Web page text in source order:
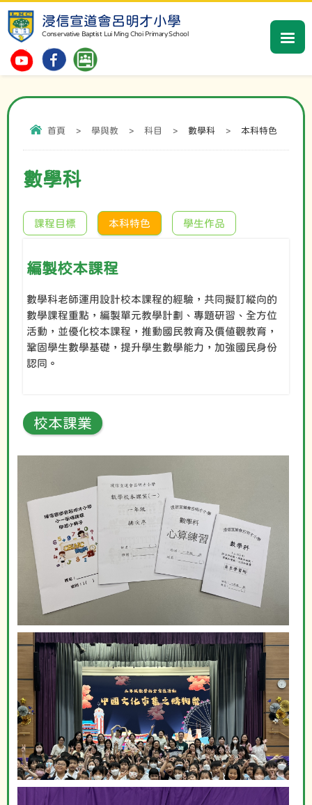
浸信宣道會呂明才小學
Conservative Baptist Lui Ming Choi Primary School
首頁 > 學與教 > 科目 > 數學科 > 本科特色
數學科
課程目標 本科特色 學生作品
編製校本課程
數學科老師運用設計校本課程的經驗，共同擬訂縱向的
數學課程重點，編製單元教學計劃、專題研習、全方位
活動，並優化校本課程，推動國民教育及價值觀教育，
鞏固學生數學基礎，提升學生數學能力，加強國民身份
認同。
校本課業